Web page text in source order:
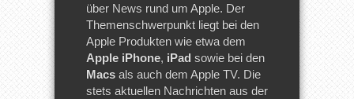
über News rund um Apple. Der
Themenschwerpunkt liegt bei den
Apple Produkten wie etwa dem
Apple iPhone, iPad sowie bei den
Macs als auch dem Apple TV. Die
stets aktuellen Nachrichten aus der